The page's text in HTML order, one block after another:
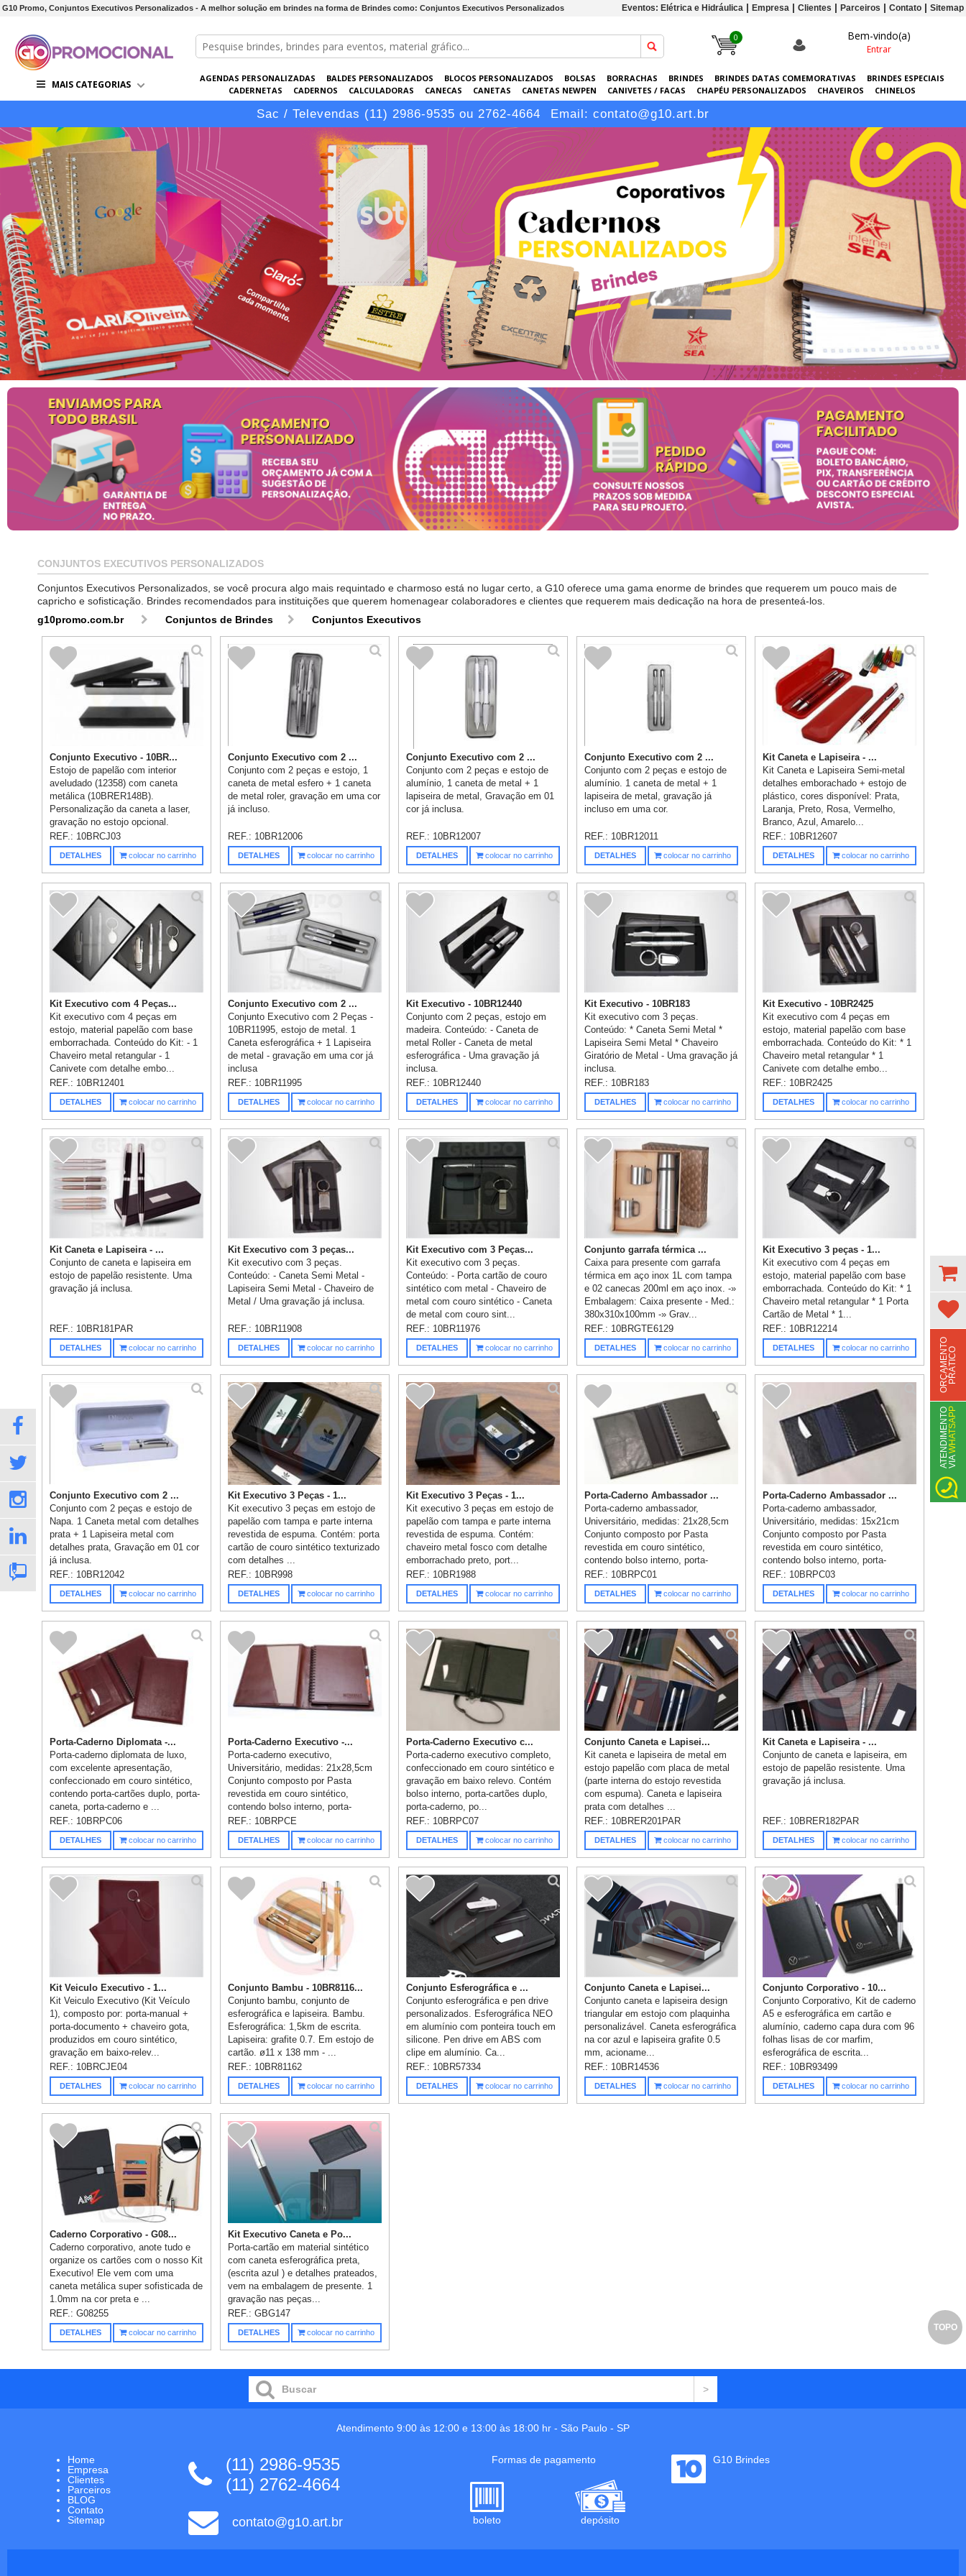
G10 Promo, Conjuntos Executivos Personalizados - A melhor solução em brindes na forma de Brindes como: Conjuntos Executivos Personalizados Eventos: Elétrica e Hidráulica Empresa Clientes Parceiros Contato Sitemap
0 Bem-vindo(a)
Entrar
MAIS CATEGORIAS
AGENDAS PERSONALIZADAS BALDES PERSONALIZADOS BLOCOS PERSONALIZADOS BOLSAS BORRACHAS BRINDES BRINDES DATAS COMEMORATIVAS
BRINDES ESPECIAIS
CADERNETAS
CADERNOS CALCULADORAS CANECAS CANETAS CANETAS NEWPEN CANIVETES / FACAS CHAPÉU PERSONALIZADOS CHAVEIROS
CHINELOS
CONJUNTOS DE BRINDES
COPOS ELETRÔNICOS EMBALAGENS ESCRITÓRIO EVENTOS GARRAFAS PERSONALIZADAS GRÁFICA GUARDA-CHUVAS KITS
LANÇAMENTOS
LÁPIS
Sac / Televendas (11) 2986-9535 ou 2762-4664 Email: contato@g10.art.br
CONJUNTOS EXECUTIVOS PERSONALIZADOS
Conjuntos Executivos Personalizados, se você procura algo mais requintado e charmoso está no lugar certo, a G10 oferece uma gama enorme de brindes que requerem um pouco mais de
capricho e sofisticação. Brindes recomendados para instituições que querem homenagear colaboradores e clientes que requerem mais dedicação na hora de presenteá-los.
g10promo.com.br
Conjuntos de Brindes Conjuntos Executivos
Conjunto Executivo - 10BR...
Estojo de papelão com interior
aveludado (12358) com caneta
metálica (10BRER148B).
Personalização da caneta a laser,
gravação no estojo opcional.
REF.: 10BRCJ03
DETALHES colocar no carrinho
Conjunto Executivo com 2 ...
Conjunto com 2 peças e estojo, 1
caneta de metal esfero + 1 caneta
de metal roler, gravação em uma cor
já incluso.
REF.: 10BR12006
DETALHES colocar no carrinho
Conjunto Executivo com 2 ...
Conjunto com 2 peças e estojo de
alumínio, 1 caneta de metal + 1
lapiseira de metal, Gravação em 01
cor já inclusa.
REF.: 10BR12007
DETALHES colocar no carrinho
Conjunto Executivo com 2 ...
Conjunto com 2 peças e estojo de
alumínio. 1 caneta de metal + 1
lapiseira de metal, gravação já
incluso em uma cor.
REF.: 10BR12011
DETALHES colocar no carrinho
Kit Caneta e Lapiseira - ...
Kit Caneta e Lapiseira Semi-metal
detalhes emborachado + estojo de
plástico, cores disponível: Prata,
Laranja, Preto, Rosa, Vermelho,
Branco, Azul, Amarelo...
REF.: 10BR12607
DETALHES colocar no carrinho
Kit Executivo com 4 Peças...
Kit executivo com 4 peças em
estojo, material papelão com base
emborrachada. Conteúdo do Kit: - 1
Chaveiro metal retangular - 1
Canivete com detalhe embo...
REF.: 10BR12401
DETALHES colocar no carrinho
Conjunto Executivo com 2 ...
Conjunto Executivo com 2 Peças -
10BR11995, estojo de metal. 1
Caneta esferográfica + 1 Lapiseira
de metal - gravação em uma cor já
inclusa
REF.: 10BR11995
DETALHES colocar no carrinho
Kit Executivo - 10BR12440
Conjunto com 2 peças, estojo em
madeira. Conteúdo: - Caneta de
metal Roller - Caneta de metal
esferográfica - Uma gravação já
inclusa.
REF.: 10BR12440
DETALHES colocar no carrinho
Kit Executivo - 10BR183
Kit executivo com 3 peças.
Conteúdo: * Caneta Semi Metal *
Lapiseira Semi Metal * Chaveiro
Giratório de Metal - Uma gravação já
inclusa.
REF.: 10BR183
DETALHES colocar no carrinho
Kit Executivo - 10BR2425
Kit executivo com 4 peças em
estojo, material papelão com base
emborrachada. Conteúdo do Kit: * 1
Chaveiro metal retangular * 1
Canivete com detalhe embo...
REF.: 10BR2425
DETALHES colocar no carrinho
Kit Caneta e Lapiseira - ...
Conjunto de caneta e lapiseira em
estojo de papelão resistente. Uma
gravação já inclusa.
REF.: 10BR181PAR
DETALHES colocar no carrinho
Kit Executivo com 3 peças...
Kit executivo com 3 peças.
Conteúdo: - Caneta Semi Metal -
Lapiseira Semi Metal - Chaveiro de
Metal / Uma gravação já inclusa.
REF.: 10BR11908
DETALHES colocar no carrinho
Kit Executivo com 3 Peças...
Kit executivo com 3 peças.
Conteúdo: - Porta cartão de couro
sintético com metal - Chaveiro de
metal com couro sintético - Caneta
de metal com couro sint...
REF.: 10BR11976
DETALHES colocar no carrinho
Conjunto garrafa térmica ...
Caixa para presente com garrafa
térmica em aço inox 1L com tampa
e 02 canecas 200ml em aço inox. -»
Embalagem: Caixa presente - Med.:
380x310x100mm -» Grav...
REF.: 10BRGTE6129
DETALHES colocar no carrinho
Kit Executivo 3 peças - 1...
Kit executivo com 4 peças em
estojo, material papelão com base
emborrachada. Conteúdo do Kit: * 1
Chaveiro metal retangular * 1 Porta
Cartão de Metal * 1...
REF.: 10BR12214
DETALHES colocar no carrinho
Conjunto Executivo com 2 ...
Conjunto com 2 peças e estojo de
Napa. 1 Caneta metal com detalhes
prata + 1 Lapiseira metal com
detalhes prata, Gravação em 01 cor
já inclusa.
REF.: 10BR12042
DETALHES colocar no carrinho
Kit Executivo 3 Peças - 1...
Kit executivo 3 peças em estojo de
papelão com tampa e parte interna
revestida de espuma. Contém: porta
cartão de couro sintético texturizado
com detalhes ...
REF.: 10BR998
DETALHES colocar no carrinho
Kit Executivo 3 Peças - 1...
Kit executivo 3 peças em estojo de
papelão com tampa e parte interna
revestida de espuma. Contém:
chaveiro metal fosco com detalhe
emborrachado preto, port...
REF.: 10BR1988
DETALHES colocar no carrinho
Porta-Caderno Ambassador ...
Porta-caderno ambassador,
Universitário, medidas: 21x28,5cm
Conjunto composto por Pasta
revestida em couro sintético,
contendo bolso interno, porta-
cartões...
REF.: 10BRPC01
DETALHES colocar no carrinho
Porta-Caderno Ambassador ...
Porta-caderno ambassador,
Universitário, medidas: 15x21cm
Conjunto composto por Pasta
revestida em couro sintético,
contendo bolso interno, porta-
cartões d...
REF.: 10BRPC03
DETALHES colocar no carrinho
Porta-Caderno Diplomata -...
Porta-caderno diplomata de luxo,
com excelente apresentação,
confeccionado em couro sintético,
contendo porta-cartões duplo, porta-
caneta, porta-caderno e ...
REF.: 10BRPC06
DETALHES colocar no carrinho
Porta-Caderno Executivo -...
Porta-caderno executivo,
Universitário, medidas: 21x28,5cm
Conjunto composto por Pasta
revestida em couro sintético,
contendo bolso interno, porta-
cartões,...
REF.: 10BRPCE
DETALHES colocar no carrinho
Porta-Caderno Executivo c...
Porta-caderno executivo completo,
confeccionado em couro sintético e
gravação em baixo relevo. Contém
bolso interno, porta-cartões duplo,
porta-caderno, po...
REF.: 10BRPC07
DETALHES colocar no carrinho
Conjunto Caneta e Lapisei...
Kit caneta e lapiseira de metal em
estojo papelão com placa de metal
(parte interna do estojo revestida
com espuma). Caneta e lapiseira
prata com detalhes ...
REF.: 10BRER201PAR
DETALHES colocar no carrinho
Kit Caneta e Lapiseira - ...
Conjunto de caneta e lapiseira, em
estojo de papelão resistente. Uma
gravação já inclusa.
REF.: 10BRER182PAR
DETALHES colocar no carrinho
Kit Veiculo Executivo - 1...
Kit Veiculo Executivo (Kit Veículo
1), composto por: porta-manual +
porta-documento + chaveiro gota,
produzidos em couro sintético,
gravação em baixo-relev...
REF.: 10BRCJE04
DETALHES colocar no carrinho
Conjunto Bambu - 10BR8116...
Conjunto bambu, conjunto de
esferográfica e lapiseira. Bambu.
Esferográfica: 1,5km de escrita.
Lapiseira: grafite 0.7. Em estojo de
cartão. ø11 x 138 mm - ...
REF.: 10BR81162
DETALHES colocar no carrinho
Conjunto Esferográfica e ...
Conjunto esferográfica e pen drive
personalizados. Esferográfica NEO
em alumínio com ponteira touch em
silicone. Pen drive em ABS com
clipe em alumínio. Ca...
REF.: 10BR57334
DETALHES colocar no carrinho
Conjunto Caneta e Lapisei...
Conjunto caneta e lapiseira design
triangular em estojo com plaquinha
personalizável. Caneta esferográfica
na cor azul e lapiseira grafite 0.5
mm, acioname...
REF.: 10BR14536
DETALHES colocar no carrinho
Conjunto Corporativo - 10...
Conjunto Corporativo, Kit de caderno
A5 e esferográfica em cartão e
alumínio, caderno capa dura com 96
folhas lisas de cor marfim,
esferográfica de escrita...
REF.: 10BR93499
DETALHES colocar no carrinho
Caderno Corporativo - G08...
Caderno corporativo, anote tudo e
organize os cartões com o nosso Kit
Executivo! Ele vem com uma
caneta metálica super sofisticada de
1.0mm na cor preta e ...
REF.:G08255
DETALHES colocar no carrinho
Kit Executivo Caneta e Po...
Porta-cartão em material sintético
com caneta esferográfica preta,
(escrita azul ) e detalhes prateados,
vem na embalagem de presente. 1
gravação nas peças...
REF.:GBG147
DETALHES colocar no carrinho TOPO
Atendimento 9:00 às 12:00 e 13:00 às 18:00 hr - São Paulo - SP
Home
Empresa
Clientes
Parceiros
BLOG
Contato
Sitemap
(11) 2986-9535
(11) 2762-4664
contato@g10.art.br
Formas de pagamento
boleto depósito
G10 Brindes
O
R
Ç
A
M
E
N
T
O
P
R
Á
T
I
CO
A
TE
N
D
I
M
E
N
T
O
V
I
AWHATSAPP